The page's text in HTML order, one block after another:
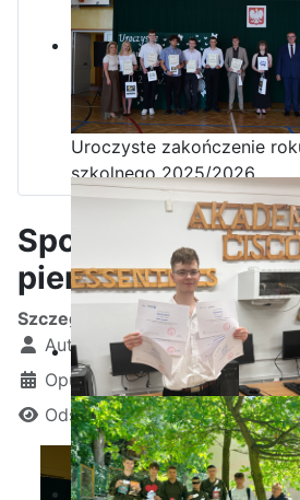
Uroczyste zakończenie
szkolnego 2025/2026
Spotkanie z
pierwszych oraz
Szczegóły
Autor:
Kamil Krosta
Opublikowano: 12 wrzesień
Odsłon: 900